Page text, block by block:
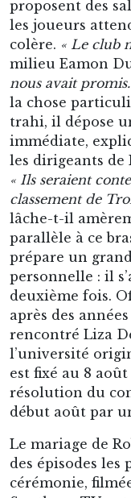
« Ils seraient
classement de
lâche-t-il
parallèle à ce
prépare un
personnelle : il
deuxième fois.
après des
rencontré Liza
l’université
est fixé au 8
résolution du
début août par
Le mariage de
des épisodes les
cérémonie,
Southern TV,
Friday apparaît
de diable, vêtu
ouverte à motif
velours marron
l’église et roule
cannabis face
invités, en